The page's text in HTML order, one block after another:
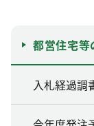
都営住宅等
入札経過調